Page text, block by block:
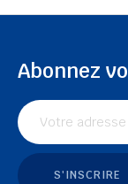
Abonnez
S'INSCRIRE